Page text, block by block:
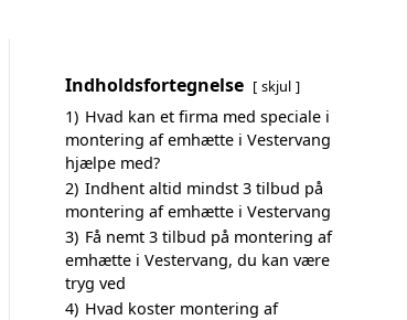
Indholdsfortegnelse skjul
1) Hvad kan et firma med speciale i
montering af emhætte i Vestervang
hjælpe med?
2) Indhent altid mindst 3 tilbud på
montering af emhætte i Vestervang
3) Få nemt 3 tilbud på montering af
emhætte i Vestervang, du kan være
tryg ved
4) Hvad koster montering af